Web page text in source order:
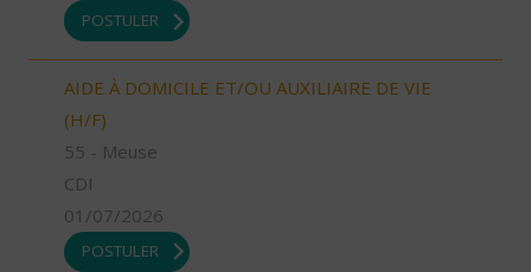
POSTULER
AIDE À DOMICILE ET/OU AUXILIAIRE DE VIE
(H/F)
55 - Meuse
CDI
01/07/2026
POSTULER